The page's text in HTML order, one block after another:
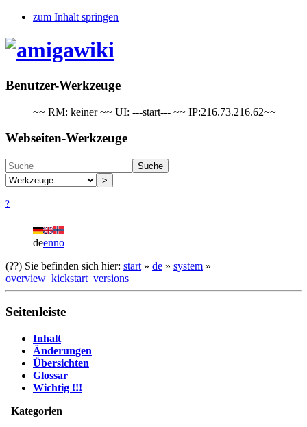
zum Inhalt springen
Benutzer-Werkzeuge
~~ RM: keiner ~~ UI: ---start--- ~~ IP:216.73.216.62~~
Webseiten-Werkzeuge
Suche
>
?
deenno
(??) Sie befinden sich hier: start » de » system »
overview_kickstart_versions
Seitenleiste
Inhalt
Änderungen
Übersichten
Glossar
Wichtig !!!
Kategorien